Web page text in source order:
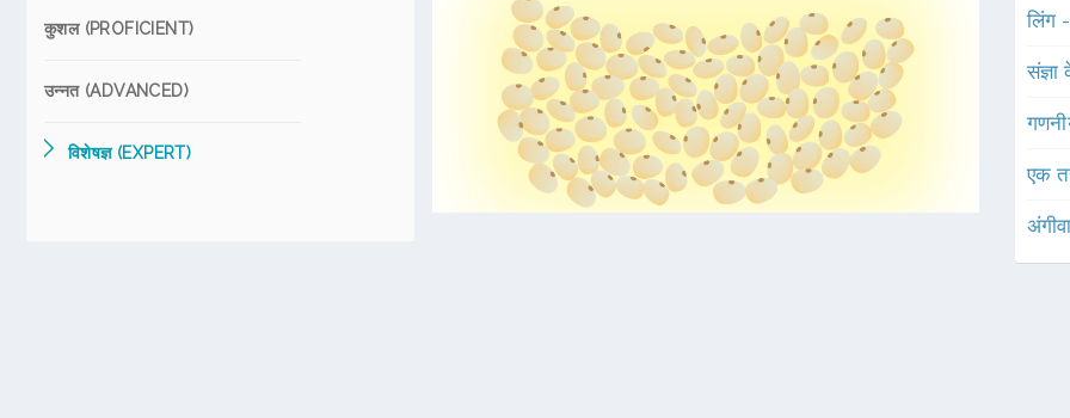
कुशल (PROFICIENT)
उन्नत (ADVANCED)
विशेषज्ञ (EXPERT)
लिंग
एक